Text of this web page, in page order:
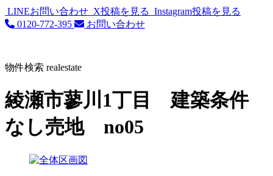
LINEお問い合わせ X投稿を見る Instagram投稿を見る
0120-772-395
お問い合わせ
物件検索 realestate
綾瀬市蓼川1丁目 建築条件
なし売地 no05